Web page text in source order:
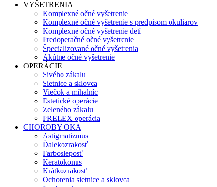
VYŠETRENIA
Komplexné očné vyšetrenie
Komplexné očné vyšetrenie s predpisom okuliarov
Komplexné očné vyšetrenie detí
Predoperačné očné vyšetrenie
Špecializované očné vyšetrenia
Akútne očné vyšetrenie
OPERÁCIE
Sivého zákalu
Sietnice a sklovca
Viečok a mihalníc
Estetické operácie
Zeleného zákalu
PRELEX operácia
CHOROBY OKA
Astigmatizmus
Ďalekozrakosť
Farbosleposť
Keratokonus
Krátkozrakosť
Ochorenia sietnice a sklovca